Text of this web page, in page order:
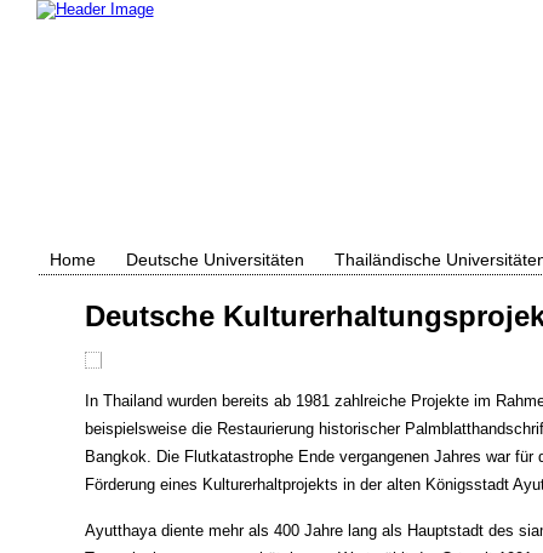
Home Deutsche Universitäten Thailändische
Deutsche
In Thailand wurden bereits ab 1981 zahlreiche Projekte im
beispielsweise die Restaurierung historischer
Bangkok. Die Flutkatastrophe Ende vergangenen Jahres war
Förderung eines Kulturerhaltprojekts in der alten Königsstadt
Ayutthaya diente mehr als 400 Jahre lang als Hauptstadt des